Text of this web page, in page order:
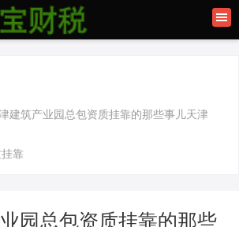
建筑产业园总包资质挂靠的那些事儿天津
靠
园总包资质挂靠的那些